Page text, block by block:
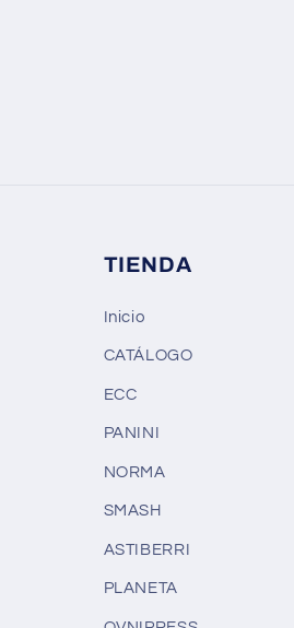
TIENDA
Inicio
CATÁLOGO
ECC
PANINI
NORMA
SMASH
ASTIBERRI
PLANETA